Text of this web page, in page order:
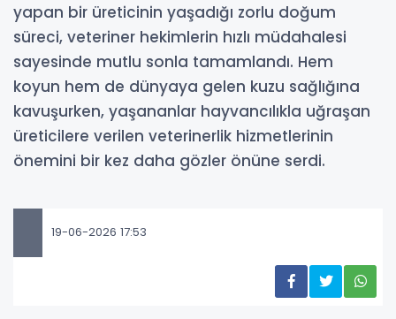
yapan bir üreticinin yaşadığı zorlu doğum
süreci, veteriner hekimlerin hızlı müdahalesi
sayesinde mutlu sonla tamamlandı. Hem
koyun hem de dünyaya gelen kuzu sağlığına
kavuşurken, yaşananlar hayvancılıkla uğraşan
üreticilere verilen veterinerlik hizmetlerinin
önemini bir kez daha gözler önüne serdi.
19-06-2026 17:53